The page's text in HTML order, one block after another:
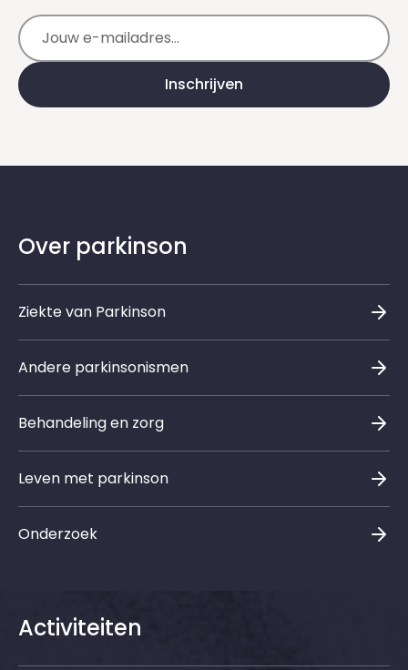
E-mailadres
Inschrijven
Over parkinson
Ziekte van Parkinson
Andere parkinsonismen
Behandeling en zorg
Leven met parkinson
Onderzoek
Activiteiten